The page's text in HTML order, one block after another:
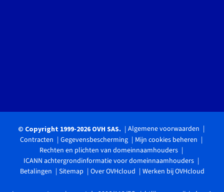
© Copyright 1999-2026 OVH SAS.
Algemene voorwaarden
Contracten
Gegevensbescherming
Mijn cookies beheren
Rechten en plichten van domeinnaamhouders
ICANN achtergrondinformatie voor domeinnaamhouders
Betalingen
Sitemap Over OVHcloud Werken bij OVHcloud